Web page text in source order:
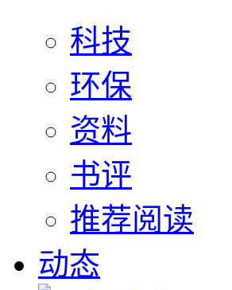
科技
环保
资料
书评
推荐阅读
动态